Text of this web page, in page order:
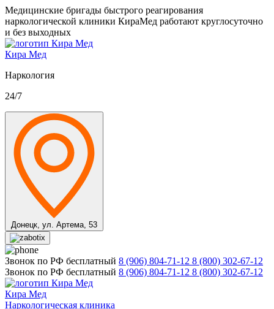
Медицинские бригады быстрого реагирования
наркологической клиники КираМед работают круглосуточно
и без выходных
Кира Мед
Наркология
24/7
Донецк, ул. Артема, 53
Звонок по РФ бесплатный 8 (906) 804-71-12 8 (800) 302-67-12
Звонок по РФ бесплатный 8 (906) 804-71-12 8 (800) 302-67-12
Кира Мед
Наркологическая клиника